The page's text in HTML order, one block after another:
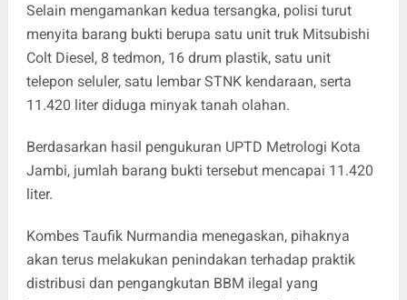
Selain mengamankan kedua tersangka, polisi turut
menyita barang bukti berupa satu unit truk Mitsubishi
Colt Diesel, 8 tedmon, 16 drum plastik, satu unit
telepon seluler, satu lembar STNK kendaraan, serta
11.420 liter diduga minyak tanah olahan.
Berdasarkan hasil pengukuran UPTD Metrologi Kota
Jambi, jumlah barang bukti tersebut mencapai 11.420
liter.
Kombes Taufik Nurmandia menegaskan, pihaknya
akan terus melakukan penindakan terhadap praktik
distribusi dan pengangkutan BBM ilegal yang